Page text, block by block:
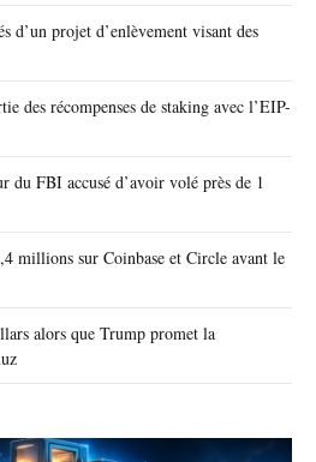
d’un projet d’enlèvement visant des
des récompenses de staking avec l’EIP-
du FBI accusé d’avoir volé près de 1
millions sur Coinbase et Circle avant le
alors que Trump promet la